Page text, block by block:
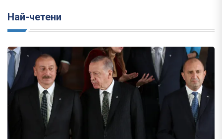
Най-четени